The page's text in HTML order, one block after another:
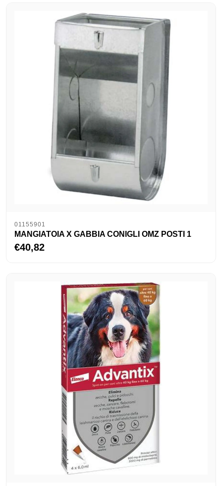
01155901
MANGIATOIA X GABBIA CONIGLI OMZ POSTI 1
€40,82